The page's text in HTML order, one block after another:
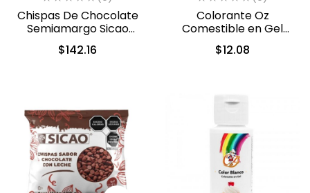
Chispas De Chocolate
Semiamargo Sicao
500gr. (2422-A99)
$142.16
Colorante Oz
Comestible en Gel
Verde 10ml (554)
$12.08